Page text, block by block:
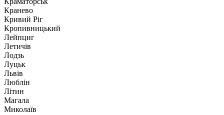
Кранево
Кривий Ріг
Кропивницький
Лейпциг
Летичів
Лодзь
Луцьк
Львів
Люблін
Літин
Магала
Миколаїв